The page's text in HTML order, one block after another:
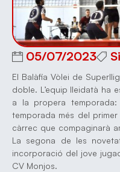
05/07/2023
El Balàfia Vòlei de
doble. L’equip lleidatà ha
a la propera
temporada més del
càrrec que compaginarà
La segona de les
incorporació del jove
CV Monjos.